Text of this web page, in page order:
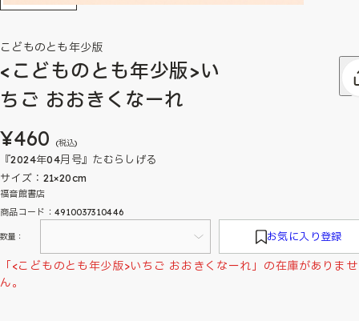
こどものとも年少版
<こどものとも年少版>い
ちご おおきくなーれ
¥460 (税込)
『2024年04月号』たむらしげる
サイズ：21×20cm
福音館書店
商品コード：4910037310446
数量： お気に入り登録
「<こどものとも年少版>いちご おおきくなーれ」の在庫がありませ
ん。